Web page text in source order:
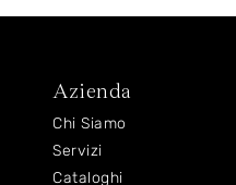
Azienda
Chi Siamo
Servizi
Cataloghi